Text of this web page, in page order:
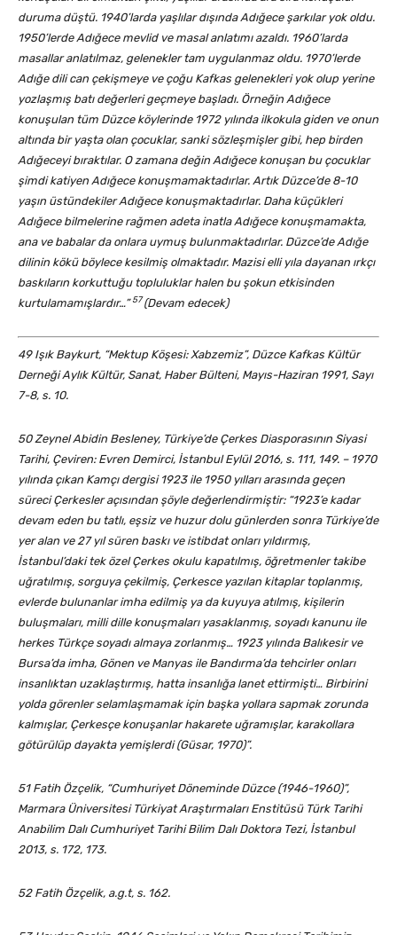
duruma düştü. 1940’larda yaşlılar dışında Adığece şarkılar yok oldu.
1950’lerde Adığece mevlid ve masal anlatımı azaldı. 1960’larda
masallar anlatılmaz, gelenekler tam uygulanmaz oldu. 1970’lerde
Adığe dili can çekişmeye ve çoğu Kafkas gelenekleri yok olup yerine
yozlaşmış batı değerleri geçmeye başladı. Örneğin Adığece
konuşulan tüm Düzce köylerinde 1972 yılında ilkokula giden ve onun
altında bir yaşta olan çocuklar, sanki sözleşmişler gibi, hep birden
Adığeceyi bıraktılar. O zamana değin Adığece konuşan bu çocuklar
şimdi katiyen Adığece konuşmamaktadırlar. Artık Düzce’de 8-10
yaşın üstündekiler Adığece konuşmaktadırlar. Daha küçükleri
Adığece bilmelerine rağmen adeta inatla Adığece konuşmamakta,
ana ve babalar da onlara uymuş bulunmaktadırlar. Düzce’de Adığe
dilinin kökü böylece kesilmiş olmaktadır. Mazisi elli yıla dayanan ırkçı
baskıların korkuttuğu topluluklar halen bu şokun etkisinden
kurtulamamışlardır…”57(Devam edecek)
49 Işık Baykurt, “Mektup Köşesi: Xabzemiz”, Düzce Kafkas Kültür
Derneği Aylık Kültür, Sanat, Haber Bülteni, Mayıs-Haziran 1991, Sayı
7-8, s. 10.
50 Zeynel Abidin Besleney, Türkiye’de Çerkes Diasporasının Siyasi
Tarihi, Çeviren: Evren Demirci, İstanbul Eylül 2016, s. 111, 149. – 1970
yılında çıkan Kamçı dergisi 1923 ile 1950 yılları arasında geçen
süreciÇerkesler açısından şöyle değerlendirmiştir: “1923’e kadar
devam eden bu tatlı, eşsiz ve huzur dolu günlerden sonra Türkiye’de
yer alan ve 27 yıl süren baskı ve istibdat onları yıldırmış,
İstanbul’daki tek özelÇerkes okulu kapatılmış, öğretmenler takibe
uğratılmış, sorguya çekilmiş, Çerkesceyazılan kitaplar toplanmış,
evlerde bulunanlar imha edilmiş ya da kuyuya atılmış, kişilerin
buluşmaları, milli dille konuşmaları yasaklanmış, soyadı kanunu ile
herkes Türkçe soyadı almaya zorlanmış… 1923 yılında Balıkesir ve
Bursa’da imha, Gönen ve Manyas ile Bandırma’da tehcirler onları
insanlıktan uzaklaştırmış, hatta insanlığa lanet ettirmişti… Birbirini
yolda görenler selamlaşmamak için başka yollara sapmak zorunda
kalmışlar, Çerkesçekonuşanlar hakarete uğramışlar, karakollara
götürülüp dayakta yemişlerdi (Güsar, 1970)”.
51 Fatih Özçelik, “Cumhuriyet Döneminde Düzce (1946-1960)”,
Marmara Üniversitesi Türkiyat Araştırmaları Enstitüsü Türk Tarihi
Anabilim Dalı Cumhuriyet Tarihi Bilim Dalı Doktora Tezi, İstanbul
2013, s. 172, 173.
52 Fatih Özçelik, a.g.t, s. 162.